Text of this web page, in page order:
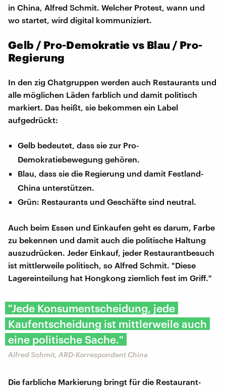
in China, Alfred Schmit. Welcher Protest, wann und
wo startet, wird digital kommuniziert.
Gelb / Pro-Demokratie vs Blau / Pro-
Regierung
In den zig Chatgruppen werden auch Restaurants und
alle möglichen Läden farblich und damit politisch
markiert. Das heißt, sie bekommen ein Label
aufgedrückt:
Gelb bedeutet, dass sie zur Pro-
Demokratiebewegung gehören.
Blau, dass sie die Regierung und damit Festland-
China unterstützen.
Grün: Restaurants und Geschäfte sind neutral.
Auch beim Essen und Einkaufen geht es darum, Farbe
zu bekennen und damit auch die politische Haltung
auszudrücken. Jeder Einkauf, jeder Restaurantbesuch
ist mittlerweile politisch, so Alfred Schmit. "Diese
Lagereinteilung hat Hongkong ziemlich fest im Griff."
"Jede Konsumentscheidung, jede
Kaufentscheidung ist mittlerweile auch
eine politische Sache."
Alfred Schmit, ARD-Korrespondent China
Die farbliche Markierung bringt für die Restaurant-